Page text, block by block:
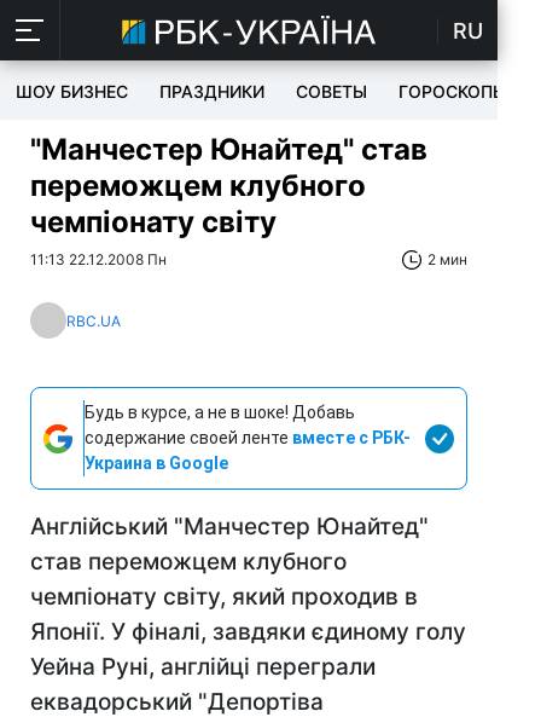
RU
ШОУ БИЗНЕС ПРАЗДНИКИ СОВЕТЫ ГОРОСКОПЫ
"Манчестер Юнайтед" став
переможцем клубного
чемпіонату світу
11:13 22.12.2008 Пн 2 мин
RBC.UA
Будь в курсе, а не в шоке! Добавь
содержание своей ленте вместе с РБК-
Украина в Google
Англійський "Манчестер Юнайтед"
став переможцем клубного
чемпіонату світу, який проходив в
Японії. У фіналі, завдяки єдиному голу
Уейна Руні, англійці переграли
еквадорський "Депортіва